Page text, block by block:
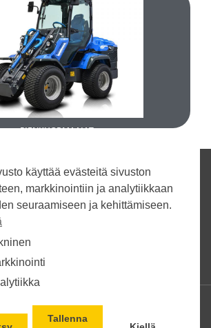
käyttää evästeitä sivuston
markkinointiin ja analytiikkaan
seuraamiseen ja kehittämiseen.
Tallenna
PIENKUORMAAJAT
UUDET PIENKUORMAAJAT
TUTUSTU
| HENKILÖNOSTIMET
JA VARASTOKONEET|
VARAOSAT|YHTEYSTIEDOT
+358 50 590 8899
Lähetä Spostia